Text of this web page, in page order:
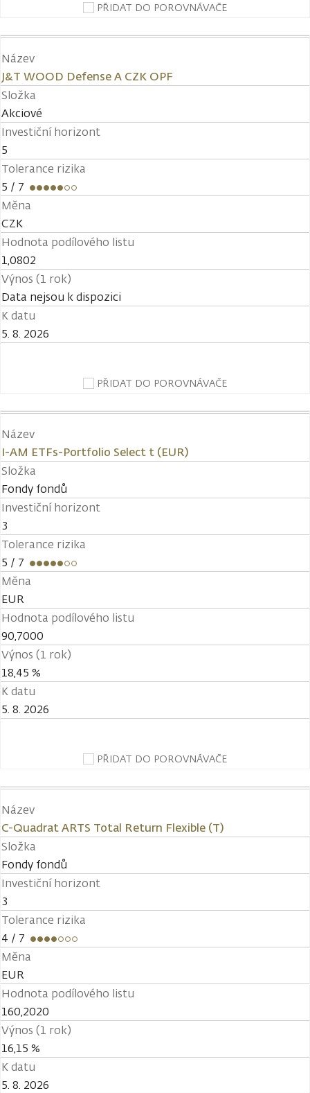
PŘIDAT DO POROVNÁVAČE
Název
J&T WOOD Defense A CZK OPF
Složka
Akciové
Investiční horizont
5
Tolerance rizika
5 / 7
Měna
CZK
Hodnota podílového listu
1,0802
Výnos (1 rok)
Data nejsou k dispozici
K datu
5. 8. 2026
PŘIDAT DO POROVNÁVAČE
Název
I-AM ETFs-Portfolio Select t (EUR)
Složka
Fondy fondů
Investiční horizont
3
Tolerance rizika
5 / 7
Měna
EUR
Hodnota podílového listu
90,7000
Výnos (1 rok)
18,45 %
K datu
5. 8. 2026
PŘIDAT DO POROVNÁVAČE
Název
C-Quadrat ARTS Total Return Flexible (T)
Složka
Fondy fondů
Investiční horizont
3
Tolerance rizika
4 / 7
Měna
EUR
Hodnota podílového listu
160,2020
Výnos (1 rok)
16,15 %
K datu
5. 8. 2026